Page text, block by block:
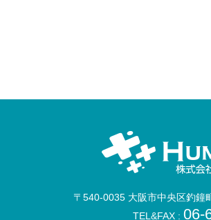
〒540-0035大阪市中央区釣鐘
TEL&FAX : 06-